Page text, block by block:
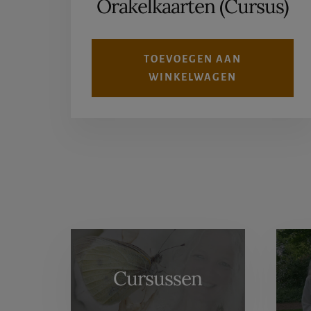
€55,00.€29,95.
Orakelkaarten (Cursus)
TOEVOEGEN AAN
WINKELWAGEN
Content
Cursussen